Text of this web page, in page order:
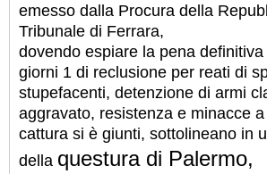
emesso dalla Procura della
Tribunale di Ferrara,
dovendo espiare la pena
giorni 1 di reclusione per reati di
stupefacenti, detenzione di armi
aggravato, resistenza e minacce a
cattura si è giunti, sottolineano in
della questura di Palermo,